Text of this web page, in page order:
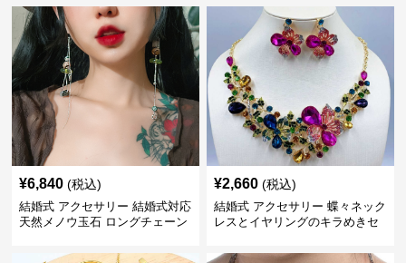
¥6,840 (税込)
結婚式 アクセサリー 結婚式対応
天然メノウ玉石 ロングチェーン
¥2,660 (税込)
結婚式 アクセサリー 蝶々ネック
レスとイヤリングのキラめきセ